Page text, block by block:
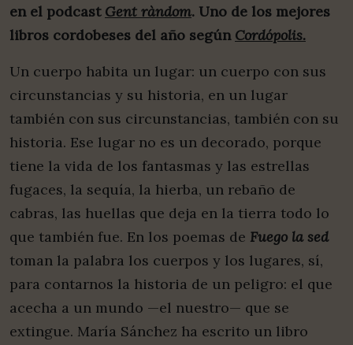
en el podcast Gent ràndom. Uno de los mejores
libros cordobeses del año según Cordópolis.
Un cuerpo habita un lugar: un cuerpo con sus
circunstancias y su historia, en un lugar
también con sus circunstancias, también con su
historia. Ese lugar no es un decorado, porque
tiene la vida de los fantasmas y las estrellas
fugaces, la sequía, la hierba, un rebaño de
cabras, las huellas que deja en la tierra todo lo
que también fue. En los poemas de Fuego la sed
toman la palabra los cuerpos y los lugares, sí,
para contarnos la historia de un peligro: el que
acecha a un mundo —el nuestro— que se
extingue. María Sánchez ha escrito un libro